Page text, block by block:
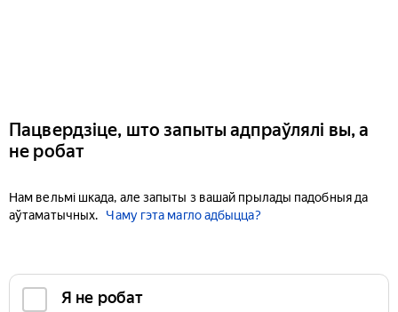
Пацвердзіце, што запыты адпраўлялі вы, а
не робат
Нам вельмі шкада, але запыты з вашай прылады падобныя да
аўтаматычных.
Чаму гэта магло адбыцца?
Я не робат